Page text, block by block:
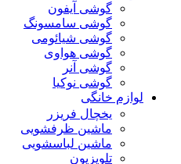
گوشی آیفون
گوشی سامسونگ
گوشی شیائومی
گوشی هواوی
گوشی آنر
گوشی نوکیا
لوازم خانگی
یخچال فریزر
ماشین ظرفشویی
ماشین لباسشویی
تلویزیون